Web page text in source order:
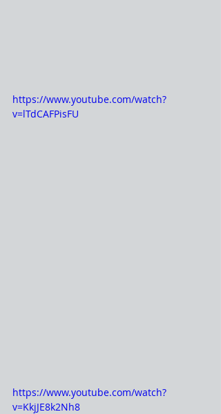
https://www.youtube.com/watch?
v=lTdCAFPisFU
https://www.youtube.com/watch?
v=KkjJE8k2Nh8